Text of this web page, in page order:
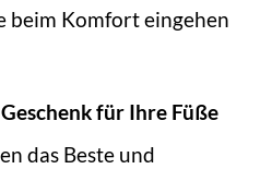
beim Komfort eingehen
für Ihre Füße
das Beste und